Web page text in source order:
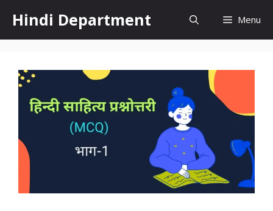
content
Hindi Department Menu